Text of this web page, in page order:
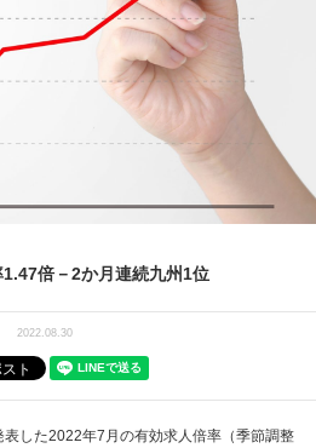
倍－2か月連続九州1位
2022.08.30
した2022年7月の有効求人倍率（季節調整